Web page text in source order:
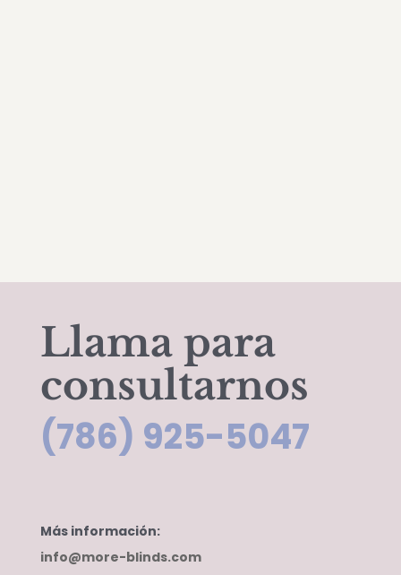
Llama para
consultarnos
(786) 925-5047
Más información:
info@more-blinds.com